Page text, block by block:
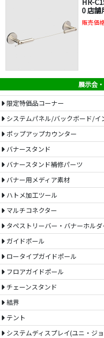
0 店舗
販売価
展示会
限定特価品コーナー
システムパネル/バックボード/イ
ポップアップカウンター
バナースタンド
バナースタンド補修パーツ
バナー用メディア素材
ハトメ加工ツール
マルチコネクター
タペストリーバー・バナーホル
ガイドポール
ロータイプガイドポール
フロアガイドポール
チェーンスタンド
結界
テント
システムディスプレイ(ユニ・ジ